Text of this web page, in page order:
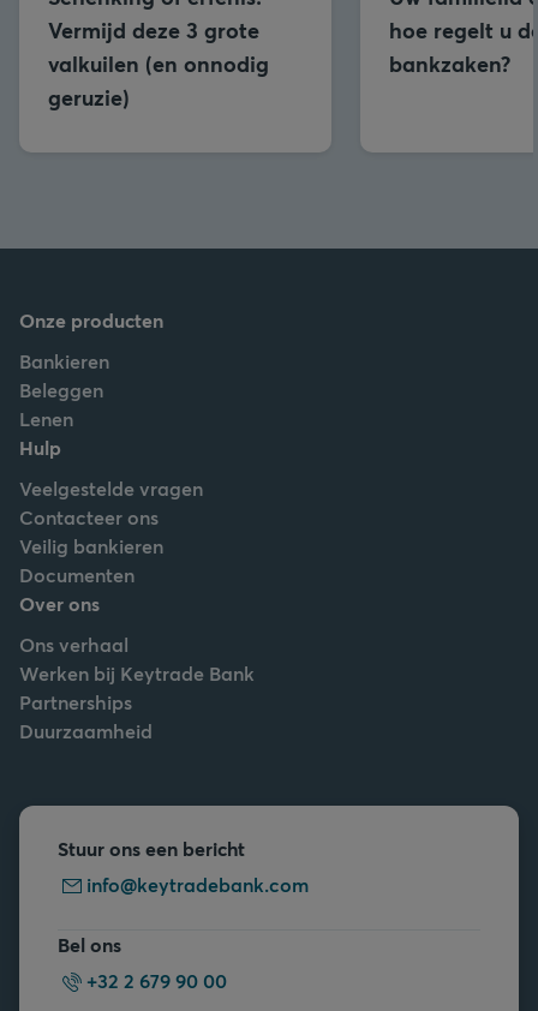
Vermijd deze 3 grote
valkuilen (en onnodig
geruzie)
hoe regelt u
bankzaken?
Onze producten
Bankieren
Beleggen
Lenen
Hulp
Veelgestelde vragen
Contacteer ons
Veilig bankieren
Documenten
Over ons
Ons verhaal
Werken bij Keytrade Bank
Partnerships
Duurzaamheid
Stuur ons een bericht
info@keytradebank.com
Bel ons
+32 2 679 90 00